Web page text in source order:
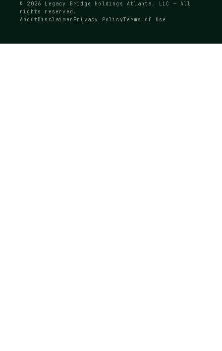
© 2026 Legacy Bridge Holdings Atlanta, LLC — All
rights reserved.
About Disclaimer Privacy PolicyTerms of Use